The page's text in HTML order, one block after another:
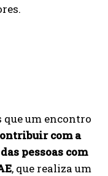
que um encontro
com a
pessoas com
, que realiza um